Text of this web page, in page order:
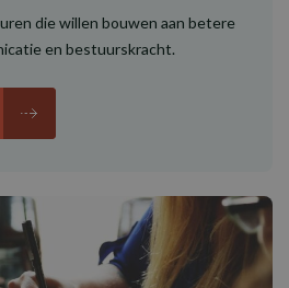
die willen bouwen aan betere
en bestuurskracht.